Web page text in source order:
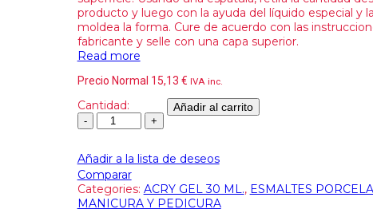
producto y luego con la ayuda del líquido especial y
moldea la forma. Cure de acuerdo con las
fabricante y selle con una capa superior.
Read more
Precio Normal 15,13 € IVA inc.
Cantidad: Añadir al carrito
Añadir a la lista de deseos
Comparar
Categories: ACRY GEL 30 ML., ESMALTES
MANICURA Y PEDICURA